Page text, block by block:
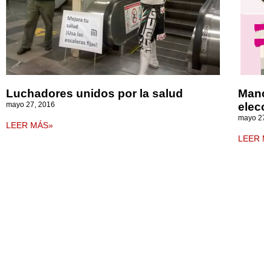
Luchadores unidos por la salud
mayo 27, 2016
LEER MÁS»
mayo
LEER